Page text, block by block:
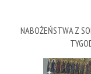
NABOŻEŃSTWA Z